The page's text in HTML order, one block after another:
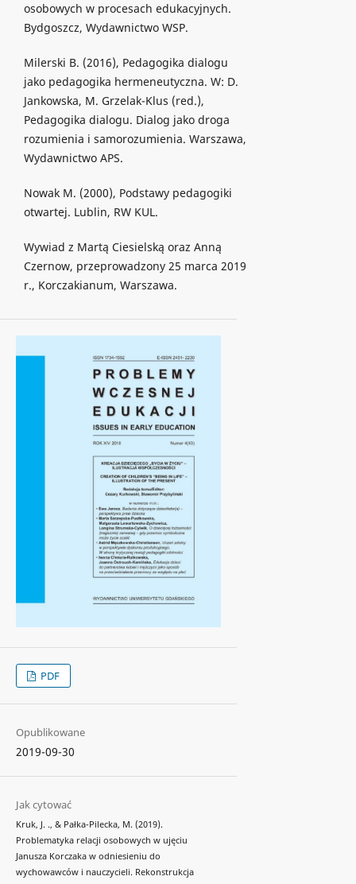
osobowych w procesach edukacyjnych.
Bydgoszcz, Wydawnictwo WSP.
Milerski B. (2016), Pedagogika dialogu
jako pedagogika hermeneutyczna. W: D.
Jankowska, M. Grzelak-Klus (red.),
Pedagogika dialogu. Dialog jako droga
rozumienia i samorozumienia. Warszawa,
Wydawnictwo APS.
Nowak M. (2000), Podstawy pedagogiki
otwartej. Lublin, RW KUL.
Wywiad z Martą Ciesielską oraz Anną
Czernow, przeprowadzony 25 marca 2019
r., Korczakianum, Warszawa.
PDF
Opublikowane
2019-09-30
Jak cytować
Kruk, J. ., & Pałka-Pilecka, M. (2019).
Problematyka relacji osobowych w ujęciu
Janusza Korczaka w odniesieniu do
wychowawców i nauczycieli. Rekonstrukcja